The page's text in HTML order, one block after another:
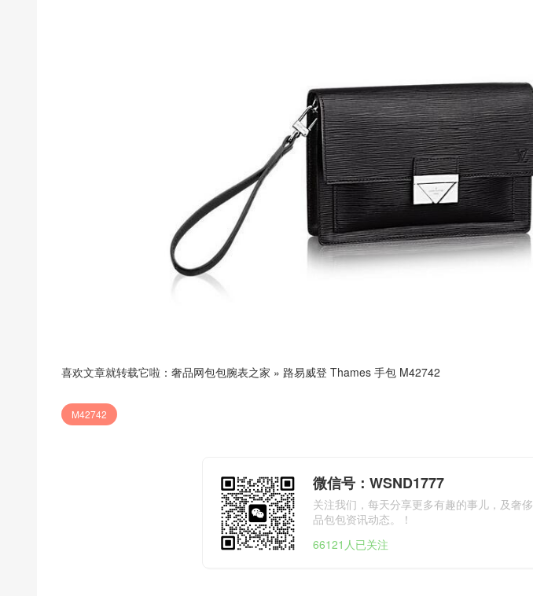
喜欢文章就转载它啦： 奢品网包包腕表之家 » 路易威登 Thames 手包 M42742
M42742
微信号：WSND1777
关注我们，每天分享更多有趣的事儿，及奢侈
品包包资讯动态。！
66121人已关注